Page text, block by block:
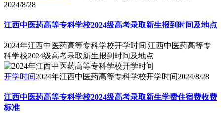
2024/8/28
江西中医药高等专科学校2024级高考录取新生报到时间及地点
2024年江西中医药高等专科学校开学时间,江西中医药高等专
科学校2024级高考录取新生报到时间及地点
开学时间2024年江西中医药高等专科学校开学时间2024/8/28
江西中医药高等专科学校2024级高考录取新生学费住宿费收费
标准